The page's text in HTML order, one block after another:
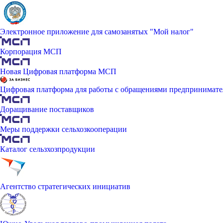
Электронное приложение для самозанятых "Мой налог"
Корпорация МСП
Новая Цифровая платформа МСП
Цифровая платформа для работы с обращениями
Доращивание поставщиков
Меры поддержки сельхозкооперации
Каталог сельзхозпродукции
Агентство стратегических инициатив